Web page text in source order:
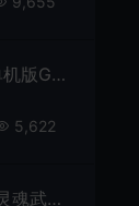
黑色沙漠2580单机版GM后台免虚拟机一键端画质优美
5,622
爱游网单亲测【灵魂武器单机版】最新整理72级完善版 带GM后台 内置GM命令 二次元精品网游单机 灵魂战绩 虚拟机一键端 视频安装教学